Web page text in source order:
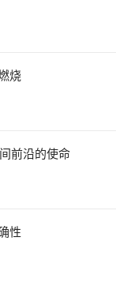
烧
前沿的使命
性